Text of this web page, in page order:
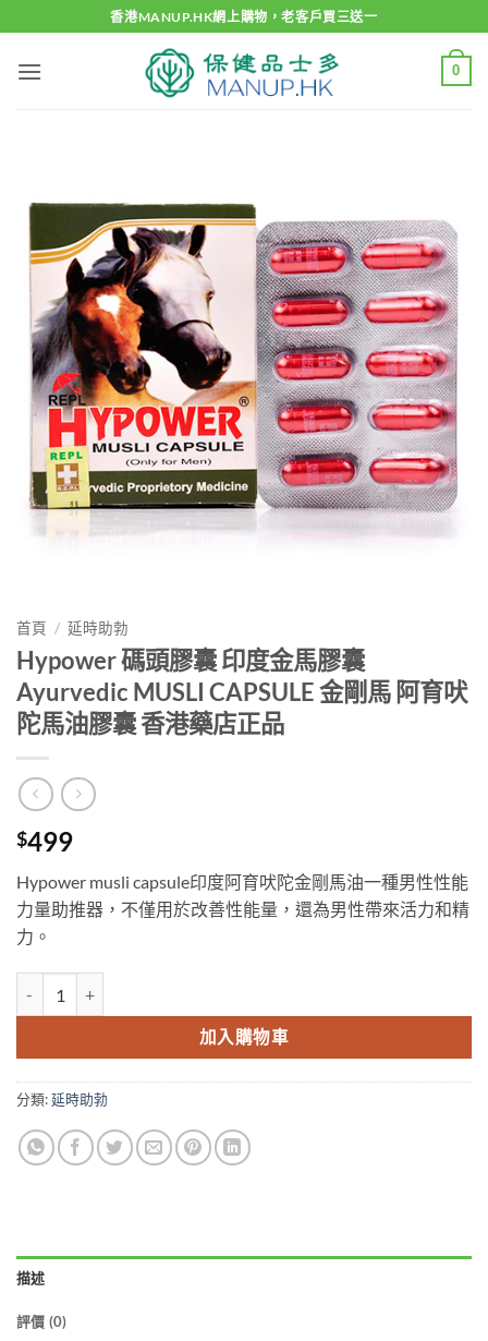
to
content
香港MANUP.HK網上購物，老客戶買三送一
0
首頁 / 延時助勃
Hypower 碼頭膠囊 印度金馬膠囊
Ayurvedic MUSLI CAPSULE 金剛馬 阿育吠
陀馬油膠囊 香港藥店正品
$499
Hypower musli capsule印度阿育吠陀金剛馬油一種男性性能
力量助推器，不僅用於改善性能量，還為男性帶來活力和精
力。
加入購物車
分類:延時助勃
描述
評價 (0)